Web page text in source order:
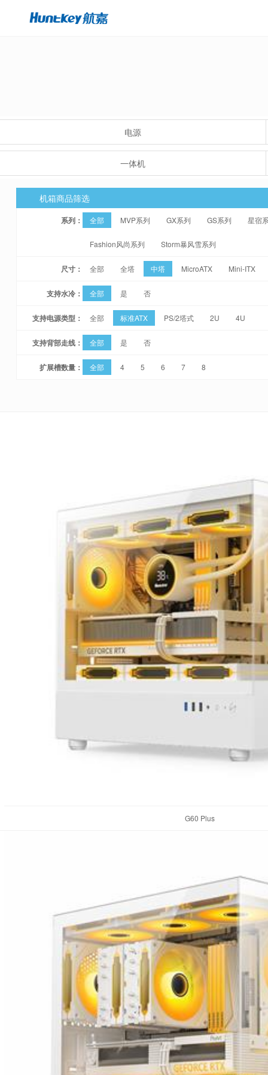
电源
一体机
机箱商品筛选
系列： 全部 MVP系列 GX系列 GS系列 星宿
Fashion风尚系列 Storm暴风雪系列
尺寸： 全部 全塔 中塔 MicroATX Mini-ITX
支持水冷： 全部 是 否
支持电源类型： 全部 标准ATX PS/2塔式 2U 4U
支持背部走线： 全部 是 否
扩展槽数量： 全部 4 5 6 7 8
G60 Plus